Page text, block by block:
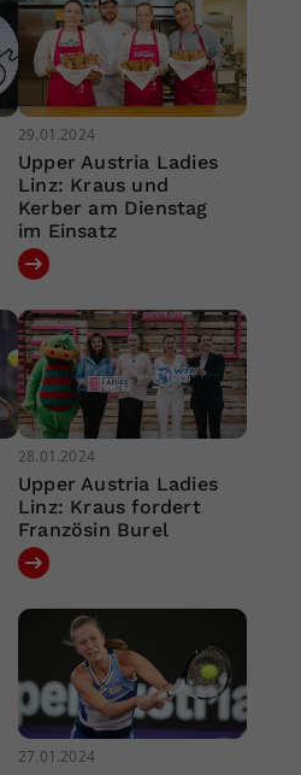
29.01.2024
Upper Austria Ladies
Linz: Kraus und
Kerber am Dienstag
im Einsatz
28.01.2024
Upper Austria Ladies
Linz: Kraus fordert
Französin Burel
27.01.2024